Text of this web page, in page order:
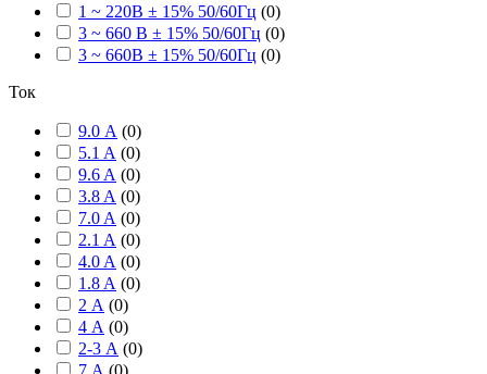
1 ~ 220В ± 15% 50/60Гц (0)
3 ~ 660 В ± 15% 50/60Гц (0)
3 ~ 660В ± 15% 50/60Гц (0)
Ток
9.0 А (0)
5.1 A (0)
9.6 A (0)
3.8 A (0)
7.0 A (0)
2.1 A (0)
4.0 A (0)
1.8 A (0)
2 А (0)
4 А (0)
2-3 А (0)
7 А (0)